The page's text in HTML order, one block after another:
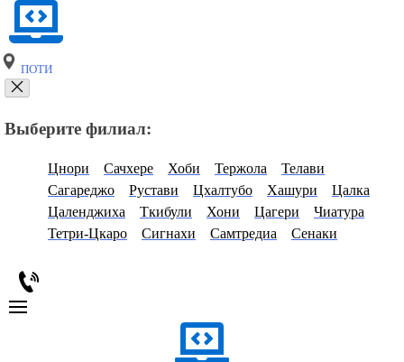
ПОТИ
Выберите филиал:
Цнори Сачхере Хоби Тержола
Телави
Сагареджо
Рустави Цхалтубо Хашури
Цалка
Цаленджиха
Ткибули Хони Цагери
Чиатура
Тетри-Цкаро
Сигнахи Самтредиа Сенаки